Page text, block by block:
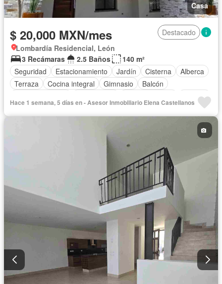
Casa
$ 20,000 MXN/mes
Destacado
Lombardía Residencial, León
3 Recámaras
2.5 Baños
140 m²
Seguridad
Estacionamiento Jardín Cisterna
Alberca
Terraza
Cocina integral Gimnasio
Balcón
Internet
Bodega
Circuito cerrado de televisión
Electricidad
Recámara con closet
Caseta de vigilancia
Permite niños
Hace 1 semana, 5 días en - Asesor Inmobiliario Elena Castellanos